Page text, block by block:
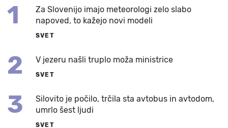
1
Za Slovenijo imajo meteorologi zelo slabo
napoved, to kažejo novi modeli
SVET
2 V jezeru našli truplo moža ministrice
SVET
3
Silovito je počilo, trčila sta avtobus in avtodom,
umrlo šest ljudi
SVET